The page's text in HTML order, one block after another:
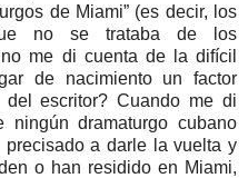
de Miami” (es decir, los
no se trataba de los
me di cuenta de la difícil
de nacimiento un factor
escritor? Cuando me di
dramaturgo cubano
a darle la vuelta y
o han residido en Miami,